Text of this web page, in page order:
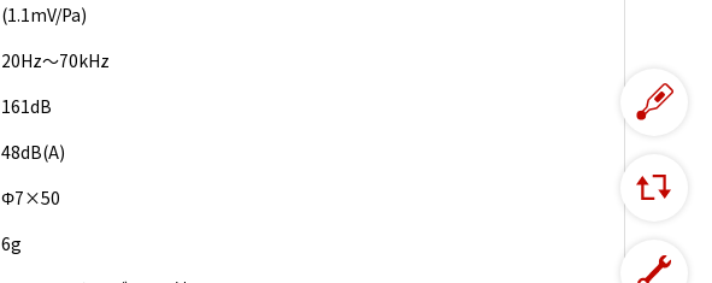
(1.1mV/Pa)
20Hz～70kHz
161dB
48dB(A)
Φ7×50
6g